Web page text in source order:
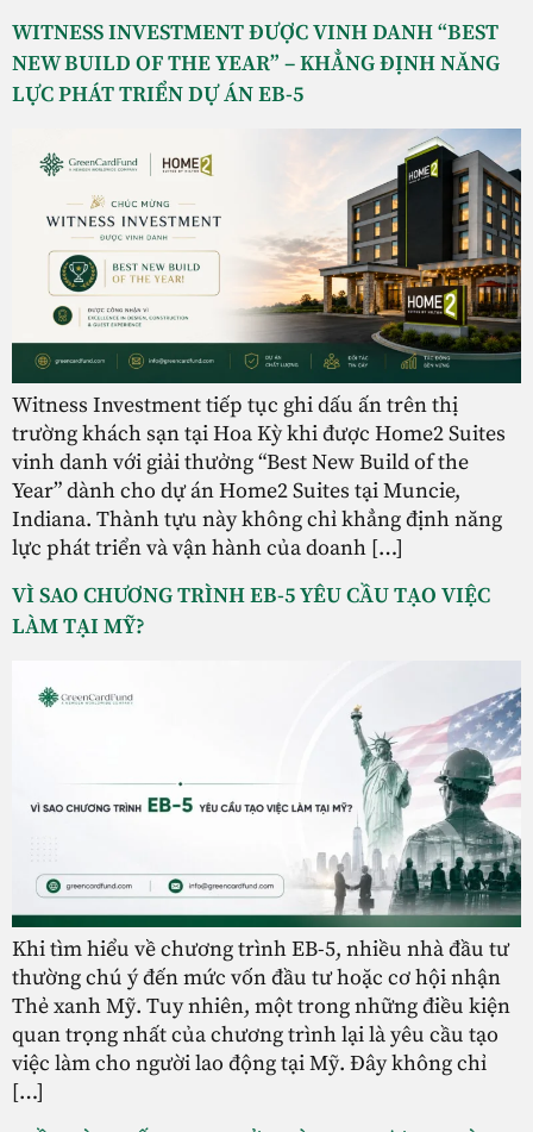
WITNESS INVESTMENT ĐƯỢC VINH DANH “BEST
NEW BUILD OF THE YEAR” – KHẲNG ĐỊNH NĂNG
LỰC PHÁT TRIỂN DỰ ÁN EB-5
Witness Investment tiếp tục ghi dấu ấn trên thị
trường khách sạn tại Hoa Kỳ khi được Home2 Suites
vinh danh với giải thưởng “Best New Build of the
Year” dành cho dự án Home2 Suites tại Muncie,
Indiana. Thành tựu này không chỉ khẳng định năng
lực phát triển và vận hành của doanh […]
VÌ SAO CHƯƠNG TRÌNH EB-5 YÊU CẦU TẠO VIỆC
LÀM TẠI MỸ?
Khi tìm hiểu về chương trình EB-5, nhiều nhà đầu tư
thường chú ý đến mức vốn đầu tư hoặc cơ hội nhận
Thẻ xanh Mỹ. Tuy nhiên, một trong những điều kiện
quan trọng nhất của chương trình lại là yêu cầu tạo
việc làm cho người lao động tại Mỹ. Đây không chỉ
[…]